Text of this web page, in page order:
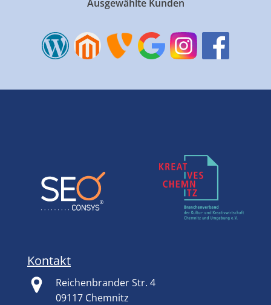
Ausgewählte Kunden
Kontakt
Reichenbrander Str. 4
09117 Chemnitz